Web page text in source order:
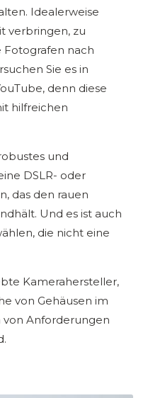
Idealerweise
verbringen, zu
nach
Sie es in
denn diese
hilfreichen
und
DSLR- oder
das den rauen
Und es ist auch
die nicht eine
Kamerahersteller,
von Gehäusen im
Anforderungen